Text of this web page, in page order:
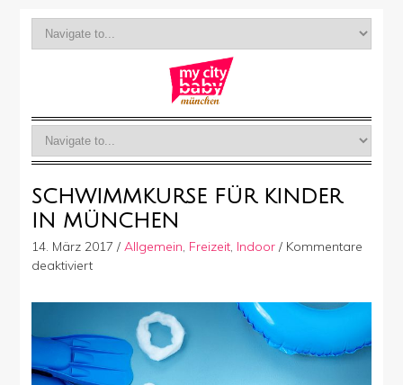
SCHWIMMKURSE FÜR KINDER
IN MÜNCHEN
14. März 2017 / Allgemein, Freizeit, Indoor/ Kommentare
deaktiviertfür
für
in
München